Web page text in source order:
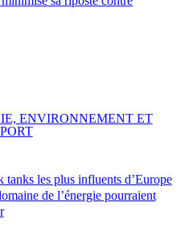
tanks les plus influents d’Europe
de l’énergie pourraient
ENVIRONNEMENT ET